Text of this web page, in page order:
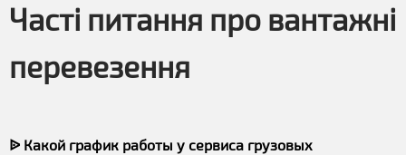
Часті питання про вантажні
перевезення
ᐉ Какой график работы у сервиса грузовых